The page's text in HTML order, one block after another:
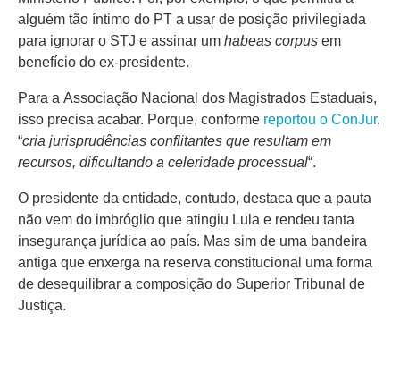
alguém tão íntimo do PT a usar de posição privilegiada
para ignorar o STJ e assinar um habeas corpus em
benefício do ex-presidente.
Para a Associação Nacional dos Magistrados Estaduais,
isso precisa acabar. Porque, conforme reportou o ConJur,
“cria jurisprudências conflitantes que resultam em
recursos, dificultando a celeridade processual“.
O presidente da entidade, contudo, destaca que a pauta
não vem do imbróglio que atingiu Lula e rendeu tanta
insegurança jurídica ao país. Mas sim de uma bandeira
antiga que enxerga na reserva constitucional uma forma
de desequilibrar a composição do Superior Tribunal de
Justiça.